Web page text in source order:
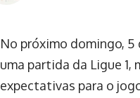
No próximo domingo, 5
uma partida da Ligue 1,
expectativas para o